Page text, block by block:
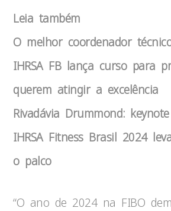
Leia também
O melhor coordenador
IHRSA FB lança curso para
querem atingir a excelência
Rivadávia Drummond:
IHRSA Fitness Brasil 2024
o palco
“O ano de 2024 na FIBO